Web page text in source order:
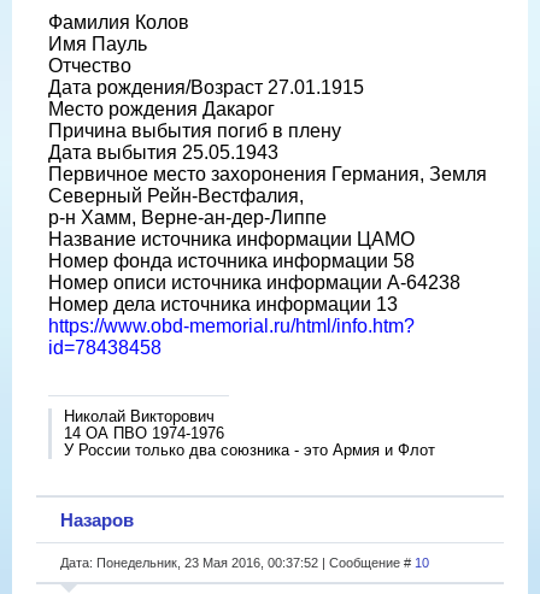
Фамилия Колов
Имя Пауль
Отчество
Дата рождения/Возраст 27.01.1915
Место рождения Дакарог
Причина выбытия погиб в плену
Дата выбытия 25.05.1943
Первичное место захоронения Германия, Земля
Северный Рейн-Вестфалия,
р-н Хамм, Верне-ан-дер-Липпе
Название источника информации ЦАМО
Номер фонда источника информации 58
Номер описи источника информации A-64238
Номер дела источника информации 13
https://www.obd-memorial.ru/html/info.htm?
id=78438458
Николай Викторович
14 ОА ПВО 1974-1976
У России только два союзника - это Армия и Флот
Назаров
Дата: Понедельник, 23 Мая 2016, 00:37:52 | Сообщение # 10